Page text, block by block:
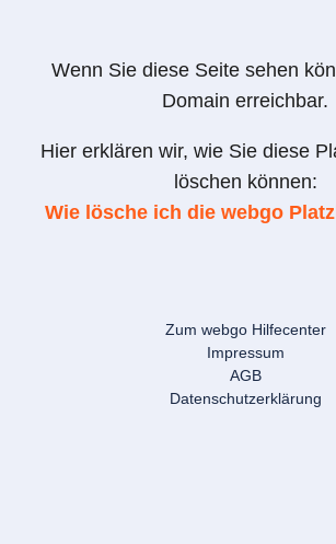
Wenn Sie diese Seite sehen
Domain erreichbar.
Hier erklären wir, wie Sie diese
löschen können:
Wie lösche ich die webgo
Zum webgo Hilfecenter
Impressum
AGB
Datenschutzerklärung